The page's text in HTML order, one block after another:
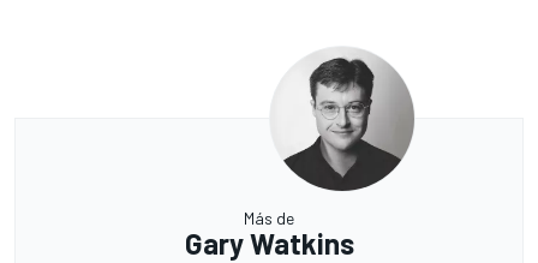
Más de
Gary Watkins